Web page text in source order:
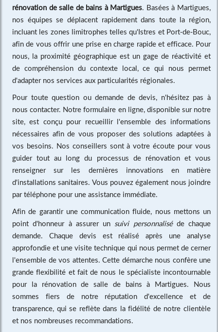
rénovation de salle de bains à Martigues. Basées à Martigues,
nos équipes se déplacent rapidement dans toute la région,
incluant les zones limitrophes telles qu'Istres et Port-de-Bouc,
afin de vous offrir une prise en charge rapide et efficace. Pour
nous, la proximité géographique est un gage de réactivité et
de compréhension du contexte local, ce qui nous permet
d'adapter nos services aux particularités régionales.
Pour toute question ou demande de devis, n'hésitez pas à
nous contacter. Notre formulaire en ligne, disponible sur notre
site, est conçu pour recueillir l'ensemble des informations
nécessaires afin de vous proposer des solutions adaptées à
vos besoins. Nos conseillers sont à votre écoute pour vous
guider tout au long du processus de rénovation et vous
renseigner sur les dernières innovations en matière
d'installations sanitaires. Vous pouvez également nous joindre
par téléphone pour une assistance immédiate.
Afin de garantir une communication fluide, nous mettons un
point d'honneur à assurer un suivi personnaliséde chaque
demande. Chaque devis est réalisé après une analyse
approfondie et une visite technique qui nous permet de cerner
l'ensemble de vos attentes. Cette démarche nous confère une
grande flexibilité et fait de nous le spécialiste incontournable
pour la rénovation de salle de bains à Martigues. Nous
sommes fiers de notre réputation d'excellence et de
transparence, qui se reflète dans la fidélité de notre clientèle
et nos nombreuses recommandations.